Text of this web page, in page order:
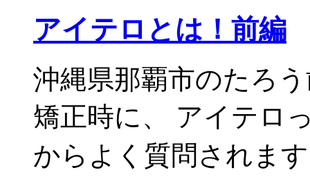
アイテロとは！前編
沖縄県那覇市のたろ
矯正時に、 アイテロ
からよく質問されま